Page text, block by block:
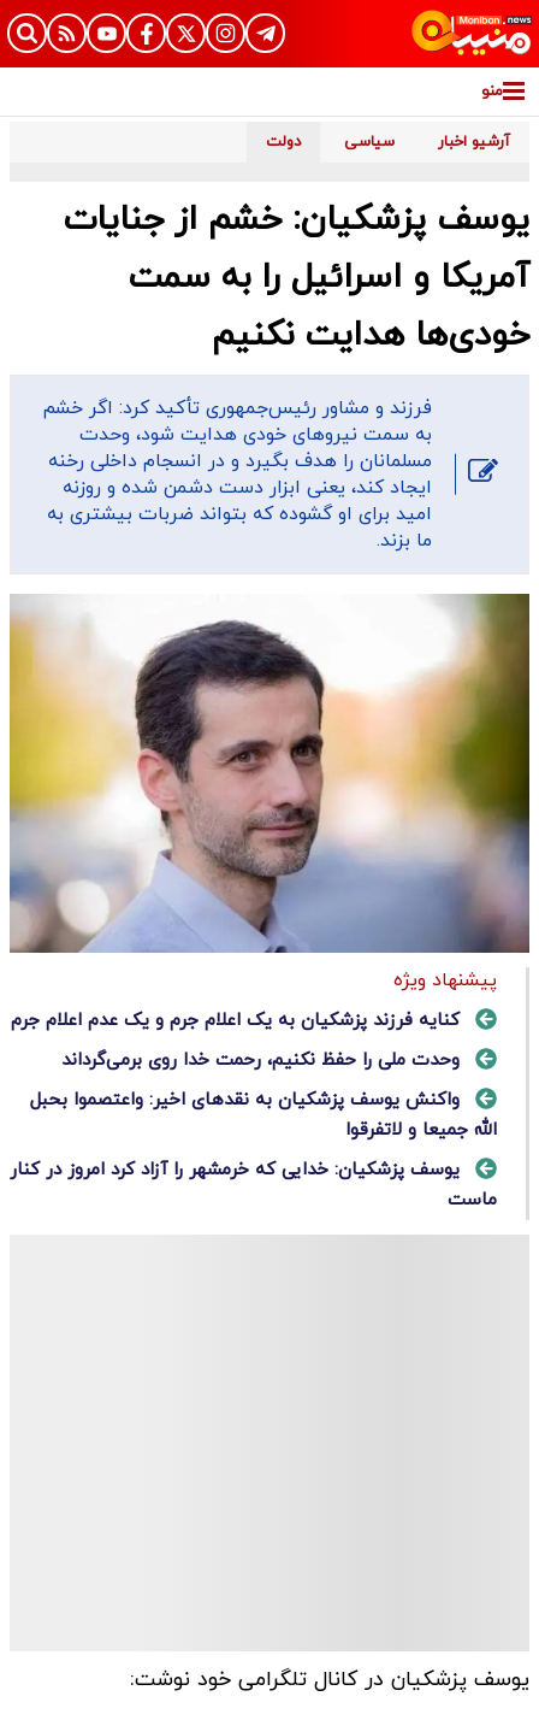
منو
آرشیو اخبار سیاسی دولت
یوسف پزشکیان: خشم از جنایات
آمریکا و اسرائیل را به سمت
خودی‌ها هدایت نکنیم
فرزند و مشاور رئیس‌جمهوری تأکید کرد: اگر خشم
به سمت نیروهای خودی هدایت شود، وحدت
مسلمانان را هدف بگیرد و در انسجام داخلی رخنه
ایجاد کند، یعنی ابزار دست دشمن شده و روزنه
امید برای او گشوده که بتواند ضربات بیشتری به
ما بزند.
پیشنهاد ویژه
کنایه فرزند پزشکیان به یک اعلام جرم و یک عدم اعلام جرم
وحدت ملی را حفظ نکنیم، رحمت خدا روی برمی‌گرداند
واکنش یوسف پزشکیان به نقدهای اخیر: واعتصموا بحبل
الله جمیعا و لاتفرقوا
یوسف پزشکیان: خدایی که خرمشهر را آزاد کرد امروز در کنار
ماست
یوسف پزشکیان در کانال تلگرامی خود نوشت: